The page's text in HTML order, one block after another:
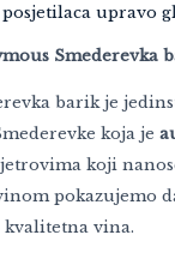
posjetilaca upravo
Smederevka
barik je
koja je
koji
pokazujemo
kvalitetna vina.